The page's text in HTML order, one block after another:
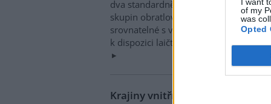
of my
was
Opted
dva standardně vybavené příruční
skupin obratlovců, které jsou svým
srovnatelné s velkou nabídkou
k dispozici laičtí a odborní zájemci o
Krajiny vnitřní a vnější